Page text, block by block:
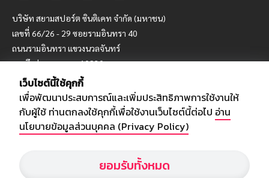
บริษัท สยามสปอร์ต ซินติเคท จำกัด (มหาชน)
เลขที่ 66/26 - 29 ซอยรามอินทรา 40
ถนนรามอินทรา แขวงนวลจันทร์
เขตบึงกุ่ม กรุงเทพฯ 10230
โทร : 02-5088-000
อีเมล์ : webmaster@siamsport.co.th
เว็บไซต์ : www.siamsport.co.th
เว็บไซต์นี้ใช้คุกกี้
เพื่อพัฒนาประสบการณ์และเพิ่มประสิทธิภาพการใช้งานให้
กับผู้ใช้ ท่านตกลงใช้คุกกี้เพื่อใช้งานเว็บไซต์นี้ต่อไป อ่าน
นโยบายข้อมูลส่วนบุคคล (Privacy Policy)
ยอมรับทั้งหมด